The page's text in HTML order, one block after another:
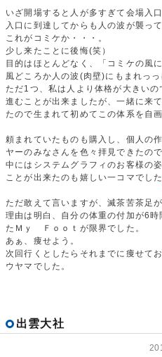
いざ開場すると人が多すぎて会場入
入口に到達してからも人の波が襲っ
これがコミケか・・・。
少し来たことに後悔(笑）
目的はほとんどなく、「コミケの風
風どころか人の波(肉壁)にもまれっっ
ただ1つ、私は人より体格が大きい
進むことが出来ましたが、一緒に来
たので生まれて初めてこの体系を自
頼まれていたものも購入し、個人の
ヤーのみなさんを色々拝見できたの
中にはシステムグラフィのお客様の
ことが出来たのも嬉しい一コマでした
ただ敢えて言いますが、滅茶苦茶足が
理由は明白、自分の体重の付加が6
たＭｙ Ｆｏｏｔが限界でした。
あぁ、痩せよう。
次回行くとしたらそれまでに痩せて
ウヤマでした。
出雲大社